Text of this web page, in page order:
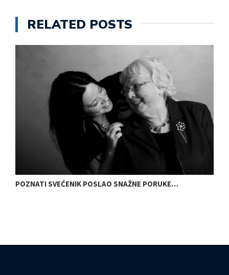
RELATED POSTS
POZNATI SVEĆENIK POSLAO SNAŽNE PORUKE…